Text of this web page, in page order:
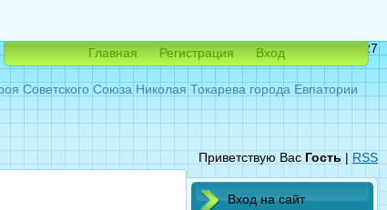
Суббота, 08.08.2026, 07:27
Приветствую Вас Гость | RSS
Советского Союза Николая Токарева города Евпатории
Главная Регистрация Вход
Вход на сайт